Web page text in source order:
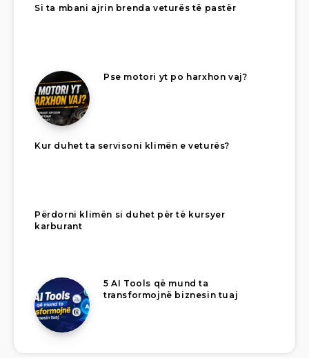
Si ta mbani ajrin brenda veturës të pastër
Pse motori yt po harxhon vaj?
Kur duhet ta servisoni klimën e veturës?
Përdorni klimën si duhet për të kursyer
karburant
5 AI Tools që mund ta
transformojnë biznesin tuaj